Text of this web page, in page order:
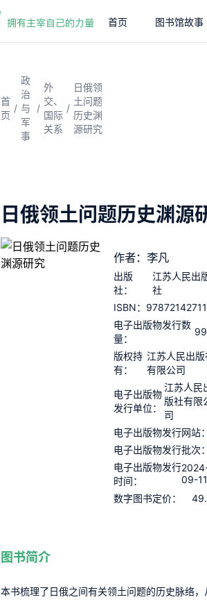
首页 图书馆故事
首
页
/
政
治
与
军
事
/
外
交、
国际
关系
/
日俄领
土问题
历史渊
源研究
日俄领土问题历史渊源
作者：李凡
出版
社：
江苏人民出
社
ISBN：
电子出版物发行数
量：
版权持
有：
江苏人民出版
有限公司
电子出版物
发行单位：
江苏人民
版社有限
司
电子出版物发行网站
电子出版物发行批次
电子出版物发行
时间：
09-
数字图书定价：
图书简介
本书梳理了日俄之间有关领土问题的历史脉络